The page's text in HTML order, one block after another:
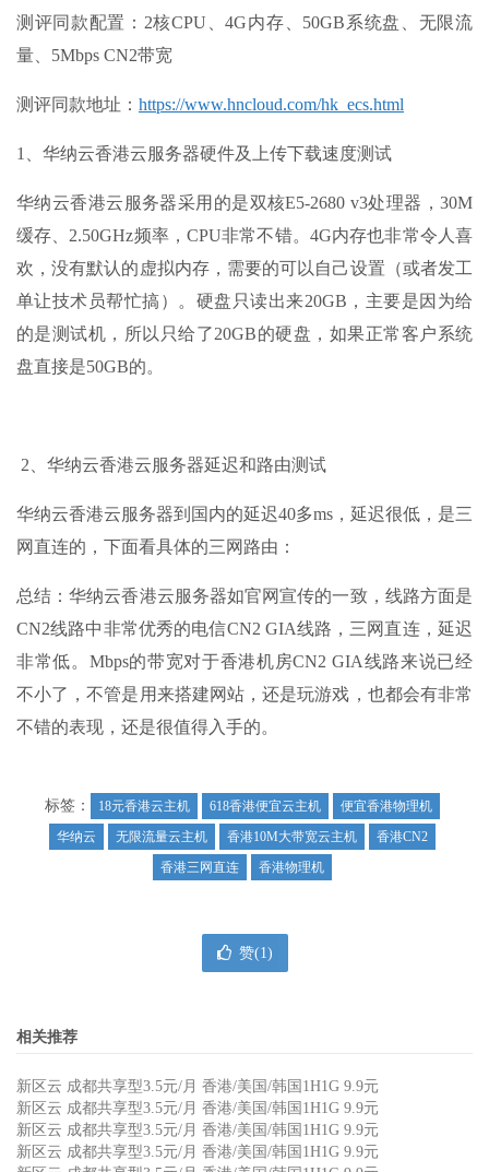
测评同款配置：2核CPU、4G内存、50GB系统盘、无限流
量、5Mbps CN2带宽
测评同款地址： https://www.hncloud.com/hk_ecs.html
1、华纳云香港云服务器硬件及上传下载速度测试
华纳云香港云服务器采用的是双核E5-2680 v3处理器，30M
缓存、 2.50GHz频率，CPU非常不错。 4G内存也非常令人喜
欢，没有默认的虚拟内存，需要的可以自己设置（或者发工
单让技术员帮忙搞）。硬盘只读出来20GB ，主要是因为给
的是测试机，所以只给了20GB的硬盘，如果正常客户系统
盘直接是50GB的。
2 、华纳云香港云服务器延迟和路由测试
华纳云香港云服务器到国内的延迟40多ms ，延迟很低，是三
网直连的，下面看具体的三网路由：
总结：华纳云香港云服务器如官网宣传的一致，线路方面是
CN2线路中非常优秀的电信CN2 GIA线路，三网直连，延迟
非常低。Mbps的带宽对于香港机房CN2 GIA线路来说已经
不小了，不管是用来搭建网站，还是玩游戏，也都会有非常
不错的表现，还是很值得入手的。
标签： 18元香港云主机 618香港便宜云主机
便宜香港物理机
华纳云
无限流量云主机 香港10M大带宽云主机
香港CN2
香港三网直连
香港物理机
赞(1)
相关推荐
新区云 成都共享型3.5元/月 香港/美国/韩国1H1G 9.9元
新区云 成都共享型3.5元/月 香港/美国/韩国1H1G 9.9元
新区云 成都共享型3.5元/月 香港/美国/韩国1H1G 9.9元
新区云 成都共享型3.5元/月 香港/美国/韩国1H1G 9.9元